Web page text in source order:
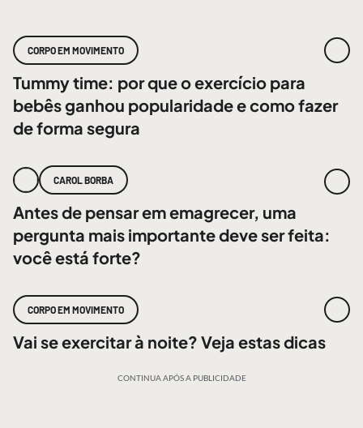
CORPO EM MOVIMENTO
Tummy time: por que o exercício para
bebês ganhou popularidade e como fazer
de forma segura
CAROL BORBA
Antes de pensar em emagrecer, uma
pergunta mais importante deve ser feita:
você está forte?
CORPO EM MOVIMENTO
Vai se exercitar à noite? Veja estas dicas
CONTINUA APÓS A PUBLICIDADE